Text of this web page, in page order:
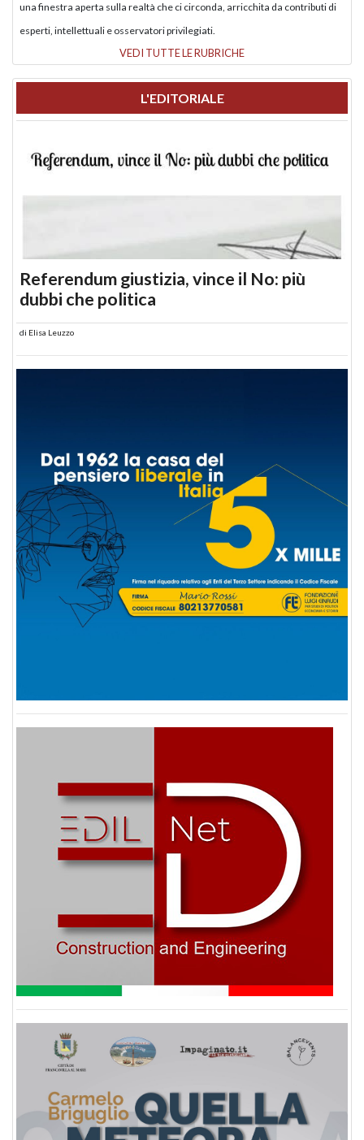
una finestra aperta sulla realtà che ci circonda, arricchita da contributi di
esperti, intellettuali e osservatori privilegiati.
VEDI TUTTE LE RUBRICHE
L'EDITORIALE
Referendum giustizia, vince il No: più
dubbi che politica
di Elisa Leuzzo